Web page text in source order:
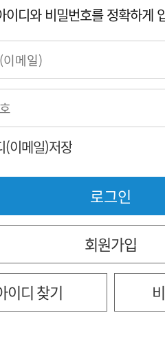
이디와 비밀번호를 정확하게
(이메일)저장
회원가입
이디 찾기